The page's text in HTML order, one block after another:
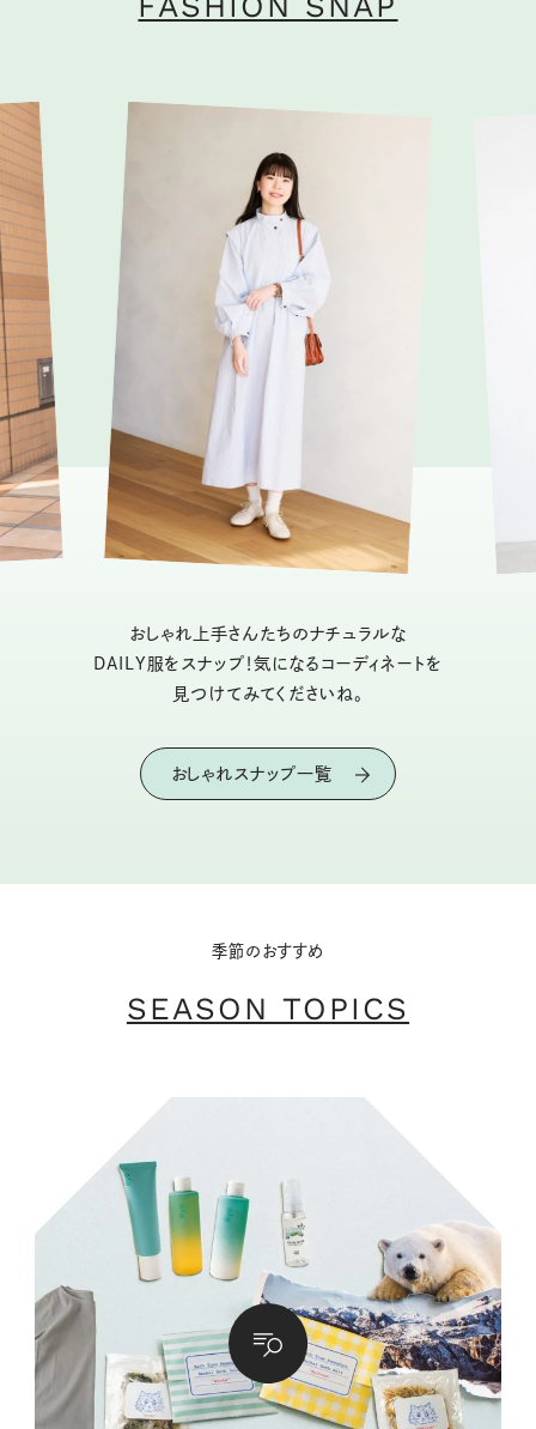
おしゃれ上手さんたちのナチュラルな
DAILY服をスナップ！気になるコーディネートを
見つけてみてくださいね。
おしゃれスナップ一覧
季節のおすすめ
SEASON TOPICS